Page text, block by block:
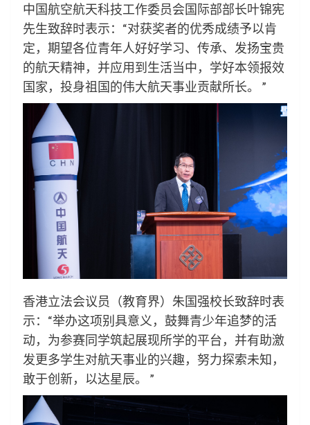
中国航空航天科技工作委员会国际部部长叶锦宪
先生致辞时表示：“对获奖者的优秀成绩予以肯
定，期望各位青年人好好学习、传承、发扬宝贵
的航天精神，并应用到生活当中，学好本领报效
国家，投身祖国的伟大航天事业贡献所长。 ”
香港立法会议员（教育界）朱国强校长致辞时表
示：“举办这项别具意义，鼓舞青少年追梦的活
动，为参赛同学筑起展现所学的平台，并有助激
发更多学生对航天事业的兴趣，努力探索未知，
敢于创新，以达星辰。 ”